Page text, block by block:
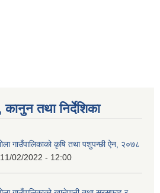
कानुन तथा निर्देशिका
गाउँपालिकाको कृषि तथा पशुपन्छी ऐन, २०७८
11/02/2022 - 12:00